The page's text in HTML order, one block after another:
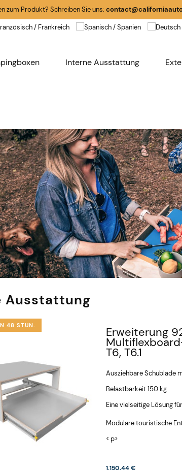
zum Produkt? Schreiben Sie uns:
Interne Ausstattung
Ausstattung
Erweiterung
T6, T6.1
Ausziehbare Schublade
Belastbarkeit 150 kg
Eine vielseitige Lösung
Modulare touristische
< p>
1.150,44 €
48 STUN.